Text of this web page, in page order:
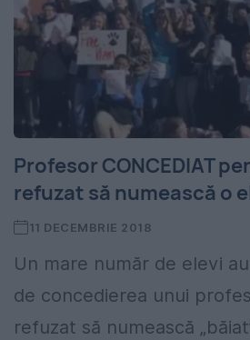
Profesor CONCEDIAT
refuzat să numească o
11 DECEMBRIE 2018
Un mare număr de elevi
de concedierea unui
refuzat să numească